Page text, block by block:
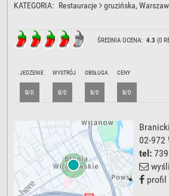
KATEGORIA: Restauracje gruzińska,
ŚREDNIA OCENA:4.3 (0
JEDZENIE
B/D
WYSTRÓJ
B/D
OBSŁUGA
B/D
CENY
B/D
02-972
tel:
profil